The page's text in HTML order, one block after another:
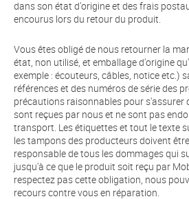
dans son état d'origine et des frais
encourus lors du retour du produit.
Vous êtes obligé de nous retourner la
état, non utilisé, et emballage d'origine
exemple : écouteurs, câbles, notice etc.)
références et des numéros de série des
précautions raisonnables pour s'assurer
sont reçues par nous et ne sont pas
transport. Les étiquettes et tout le texte
les tampons des producteurs doivent
responsable de tous les dommages qui
jusqu'à ce que le produit soit reçu par
respectez pas cette obligation, nous
recours contre vous en réparation.